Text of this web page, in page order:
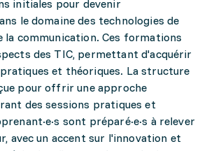
initiales pour devenir
le domaine des technologies de
la communication. Ces formations
des TIC, permettant d'acquérir
et théoriques. La structure
pour offrir une approche
des sessions pratiques et
sont préparé·e·s à relever
avec un accent sur l'innovation et